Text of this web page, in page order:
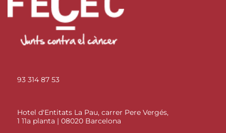
93 314 87 53
Hotel d'Entitats La Pau, carrer Pere Vergés,
1 11a planta | 08020 Barcelona